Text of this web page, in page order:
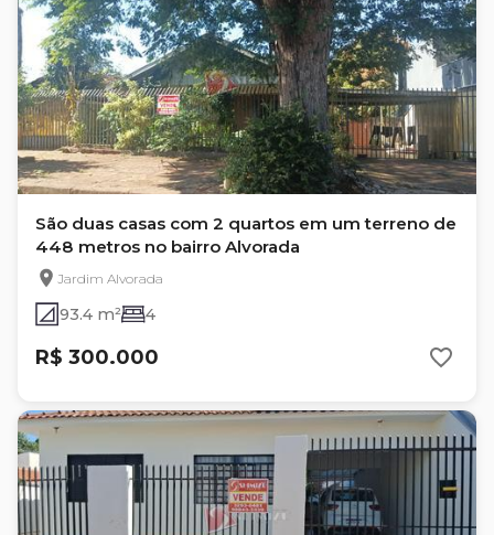
São duas casas com 2 quartos em um terreno de
448 metros no bairro Alvorada
Jardim Alvorada
93.4 m² 4
R$ 300.000